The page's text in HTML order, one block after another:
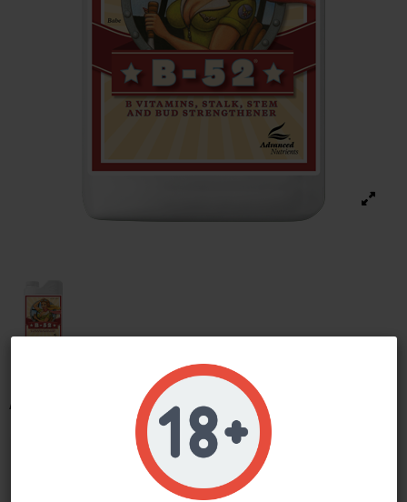
Advanced Nutrients
Cogollos y Tallos
Fuertes B-52
LLAMAS GROW NO VENDE ABSOLUTAMENTE NINGÚN PRODUCTO QUE ESTE FUERA DE LA LEY
TODOS LOS PRODUCTOS QUE SE VENDEN EN ESTA WEB SON EXCLUSIVAMENTE PARA LA HORTICULTURA
PROFESIONAL